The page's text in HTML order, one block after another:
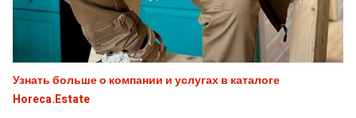
Узнать больше о компании и услугах в каталоге
Horeca.Estate